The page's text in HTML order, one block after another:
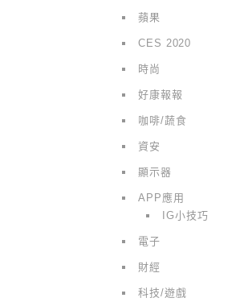
蘋果
CES 2020
時尚
好康報報
咖啡/蔬食
資安
顯示器
APP應用
IG小技巧
電子
財經
科技/遊戲